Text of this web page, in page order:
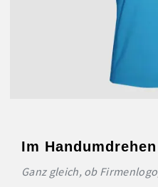
Im
Ganz gleich, ob